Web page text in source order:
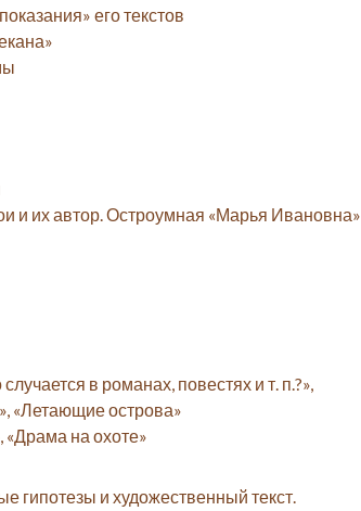
его текстов
и их автор. Остроумная «Марья Ивановна»
в романах, повестях и т. п.?»,
«Летающие острова»
на охоте»
гипотезы и художественный текст.